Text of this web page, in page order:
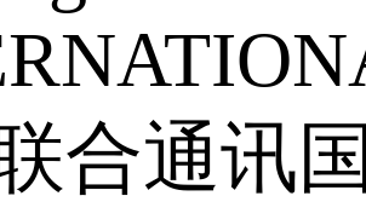
合通讯